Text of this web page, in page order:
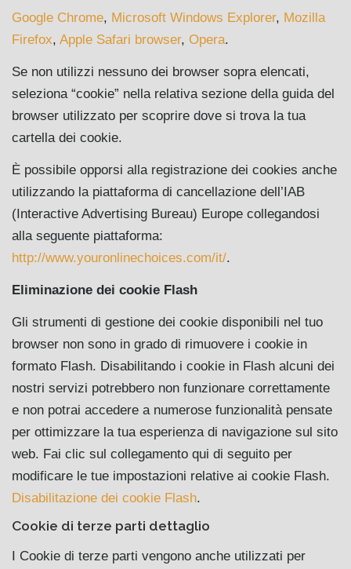
Google Chrome, Microsoft Windows Explorer, Mozilla
Firefox, Apple Safari browser, Opera.
Se non utilizzi nessuno dei browser sopra elencati,
seleziona “cookie” nella relativa sezione della guida del
browser utilizzato per scoprire dove si trova la tua
cartella dei cookie.
È possibile opporsi alla registrazione dei cookies anche
utilizzando la piattaforma di cancellazione dell’IAB
(Interactive Advertising Bureau) Europe collegandosi
alla seguente piattaforma:
http://www.youronlinechoices.com/it/.
Eliminazione dei cookie Flash
Gli strumenti di gestione dei cookie disponibili nel tuo
browser non sono in grado di rimuovere i cookie in
formato Flash. Disabilitando i cookie in Flash alcuni dei
nostri servizi potrebbero non funzionare correttamente
e non potrai accedere a numerose funzionalità pensate
per ottimizzare la tua esperienza di navigazione sul sito
web. Fai clic sul collegamento qui di seguito per
modificare le tue impostazioni relative ai cookie Flash.
Disabilitazione dei cookie Flash.
Cookie di terze parti dettaglio
I Cookie di terze parti vengono anche utilizzati per